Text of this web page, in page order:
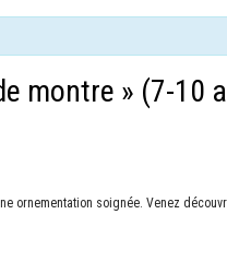
montre » (7-10
ornementation soignée. Venez